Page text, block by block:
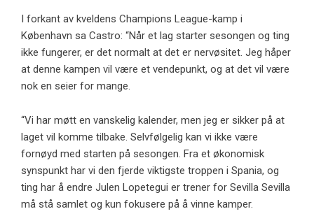
I forkant av kveldens Champions League-kamp i
København sa Castro: “Når et lag starter sesongen og ting
ikke fungerer, er det normalt at det er nervøsitet. Jeg håper
at denne kampen vil være et vendepunkt, og at det vil være
nok en seier for mange.
“Vi har møtt en vanskelig kalender, men jeg er sikker på at
laget vil komme tilbake. Selvfølgelig kan vi ikke være
fornøyd med starten på sesongen. Fra et økonomisk
synspunkt har vi den fjerde viktigste troppen i Spania, og
ting har å endre Julen Lopetegui er trener for Sevilla Sevilla
må stå samlet og kun fokusere på å vinne kamper.